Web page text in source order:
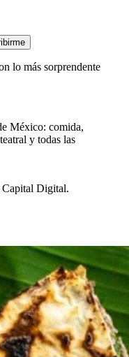
lo más sorprendente
México: comida,
y todas las
Capital Digital.